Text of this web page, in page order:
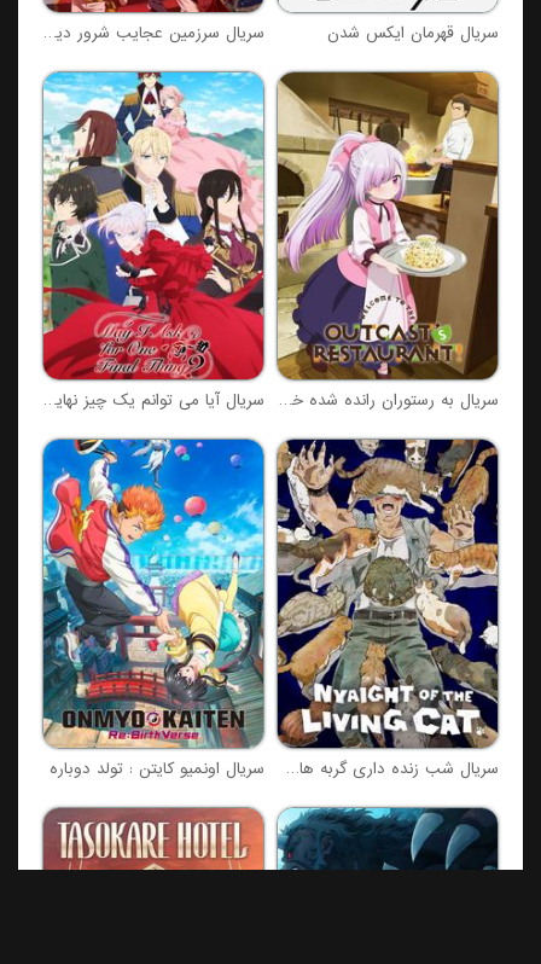
سریال قهرمان ایکس شدن سریال سرزمین عجایب شرور دیزنی
سریال به رستوران رانده شده خوش آمدید سریال آیا می توانم یک چیز نهایی را بخواهم؟
سریال شب زنده داری گربه های زنده سریال اونمیو کایتن : تولد دوباره